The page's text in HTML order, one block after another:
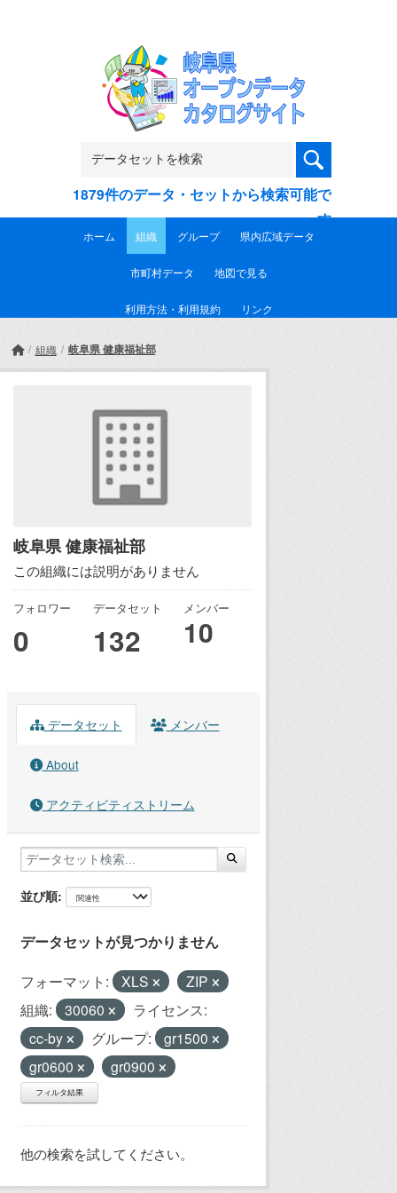
1879件のデータ・セットから検索可能で
す
ホーム 組織 グループ 県内広域データ
市町村データ 地図で見る
利用方法・利用規約 リンク
組織 岐阜県 健康福祉部
岐阜県 健康福祉部
この組織には説明がありません
フォロワー
0
データセット
132
メンバー
10
データセット メンバー
About
アクティビティストリーム
並び順
データセットが見つかりません
フォーマット: XLS
ZIP
組織:
30060
ライセンス:
cc-by
グループ:
gr1500
gr0600
gr0900
フィルタ結果
他の検索を試してください。